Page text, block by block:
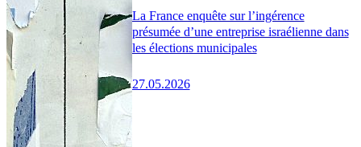
La France enquête sur l’ingérence
présumée d’une entreprise israélienne dans
les élections municipales
27.05.2026